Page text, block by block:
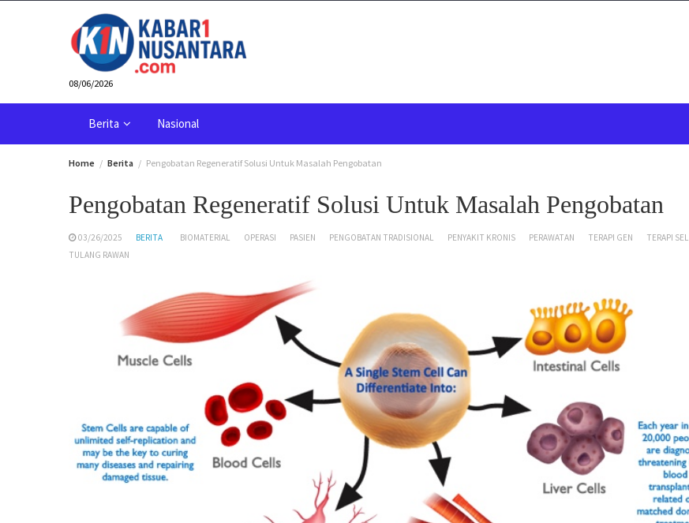
08/06/2026
Berita Nasional
Home Berita Pengobatan Regeneratif Solusi Untuk Masalah Pengobatan
Pengobatan Regeneratif Solusi Untuk Masalah Pengobatan
03/26/2025 BERITA BIOMATERIAL OPERASI PASIEN PENGOBATAN TRADISIONAL PENYAKIT KRONIS PERAWATAN TERAPI GEN
TERAPI SEL
TULANG RAWAN